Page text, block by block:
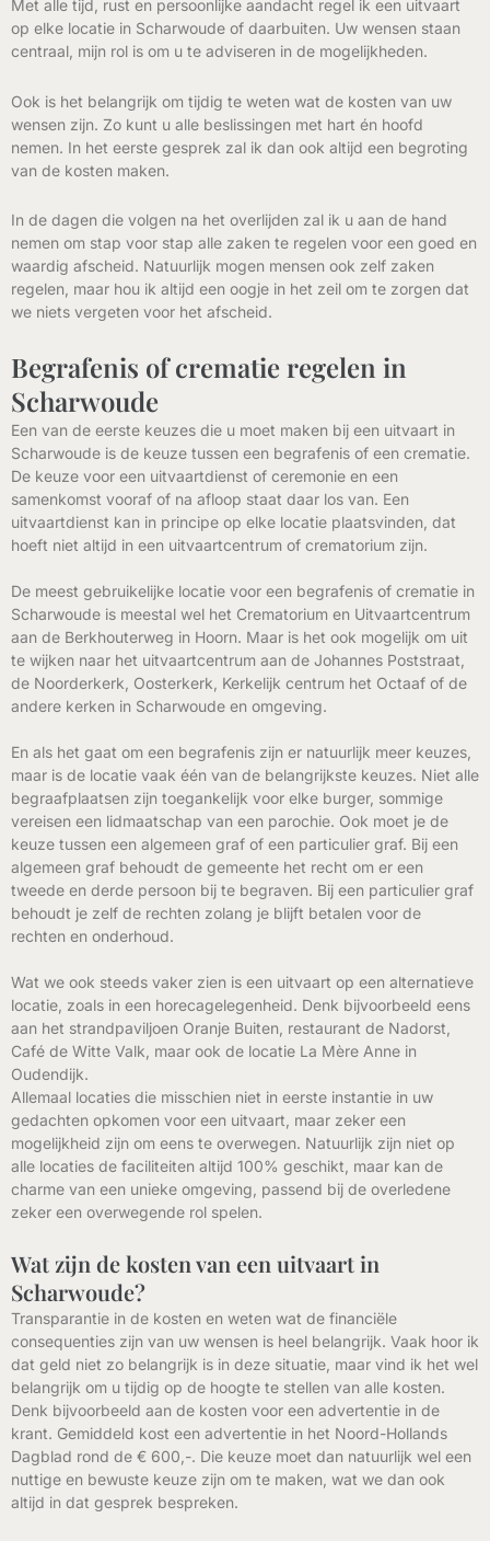
Met alle tijd, rust en persoonlijke aandacht regel ik een uitvaart
op elke locatie in Scharwoude of daarbuiten. Uw wensen staan
centraal, mijn rol is om u te adviseren in de mogelijkheden.
Ook is het belangrijk om tijdig te weten wat de kosten van uw
wensen zijn. Zo kunt u alle beslissingen met hart én hoofd
nemen. In het eerste gesprek zal ik dan ook altijd een begroting
van de kosten maken.
In de dagen die volgen na het overlijden zal ik u aan de hand
nemen om stap voor stap alle zaken te regelen voor een goed en
waardig afscheid. Natuurlijk mogen mensen ook zelf zaken
regelen, maar hou ik altijd een oogje in het zeil om te zorgen dat
we niets vergeten voor het afscheid.
Begrafenis of crematie regelen in
Scharwoude
Een van de eerste keuzes die u moet maken bij een uitvaart in
Scharwoude is de keuze tussen een begrafenis of een crematie.
De keuze voor een uitvaartdienst of ceremonie en een
samenkomst vooraf of na afloop staat daar los van. Een
uitvaartdienst kan in principe op elke locatie plaatsvinden, dat
hoeft niet altijd in een uitvaartcentrum of crematorium zijn.
De meest gebruikelijke locatie voor een begrafenis of crematie in
Scharwoude is meestal wel het Crematorium en Uitvaartcentrum
aan de Berkhouterweg in Hoorn. Maar is het ook mogelijk om uit
te wijken naar het uitvaartcentrum aan de Johannes Poststraat,
de Noorderkerk, Oosterkerk, Kerkelijk centrum het Octaaf of de
andere kerken in Scharwoude en omgeving.
En als het gaat om een begrafenis zijn er natuurlijk meer keuzes,
maar is de locatie vaak één van de belangrijkste keuzes. Niet alle
begraafplaatsen zijn toegankelijk voor elke burger, sommige
vereisen een lidmaatschap van een parochie. Ook moet je de
keuze tussen een algemeen graf of een particulier graf. Bij een
algemeen graf behoudt de gemeente het recht om er een
tweede en derde persoon bij te begraven. Bij een particulier graf
behoudt je zelf de rechten zolang je blijft betalen voor de
rechten en onderhoud.
Wat we ook steeds vaker zien is een uitvaart op een alternatieve
locatie, zoals in een horecagelegenheid. Denk bijvoorbeeld eens
aan het strandpaviljoen Oranje Buiten, restaurant de Nadorst,
Café de Witte Valk, maar ook de locatie La Mère Anne in
Oudendijk.
Allemaal locaties die misschien niet in eerste instantie in uw
gedachten opkomen voor een uitvaart, maar zeker een
mogelijkheid zijn om eens te overwegen. Natuurlijk zijn niet op
alle locaties de faciliteiten altijd 100% geschikt, maar kan de
charme van een unieke omgeving, passend bij de overledene
zeker een overwegende rol spelen.
Wat zijn de kosten van een uitvaart in
Scharwoude?
Transparantie in de kosten en weten wat de financiële
consequenties zijn van uw wensen is heel belangrijk. Vaak hoor ik
dat geld niet zo belangrijk is in deze situatie, maar vind ik het wel
belangrijk om u tijdig op de hoogte te stellen van alle kosten.
Denk bijvoorbeeld aan de kosten voor een advertentie in de
krant. Gemiddeld kost een advertentie in het Noord-Hollands
Dagblad rond de € 600,-. Die keuze moet dan natuurlijk wel een
nuttige en bewuste keuze zijn om te maken, wat we dan ook
altijd in dat gesprek bespreken.